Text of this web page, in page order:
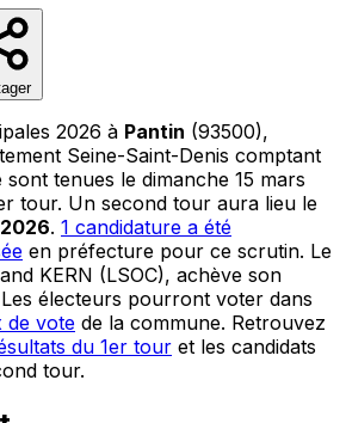
2026 à Pantin (93500),
Seine-Saint-Denis comptant
tenues le dimanche 15 mars
tour. Un second tour aura lieu le
. 1 candidature a été
en préfecture pour ce scrutin. Le
KERN (LSOC), achève son
électeurs pourront voter dans
de vote de la commune. Retrouvez
du 1er tour et les candidats
tour.